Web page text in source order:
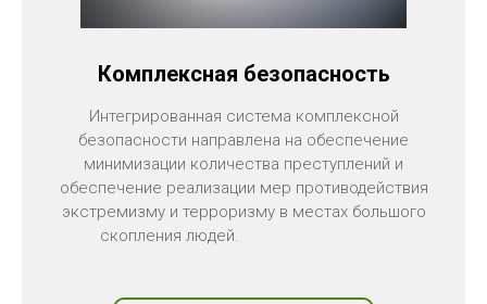
Комплексная безопасность
Интегрированная система комплексной
безопасности направлена на обеспечение
минимизации количества преступлений и
обеспечение реализации мер противодействия
экстремизму и терроризму в местах большого
скопления людей.